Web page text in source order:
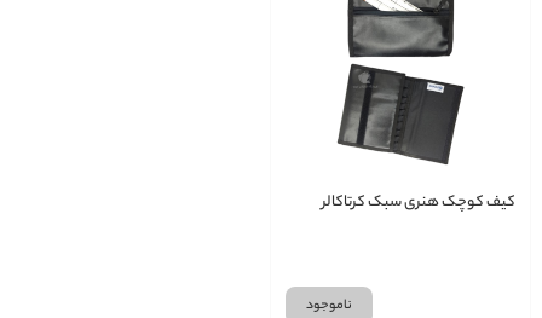
کیف کوچک هنری سبک کرتاکالر
ناموجود